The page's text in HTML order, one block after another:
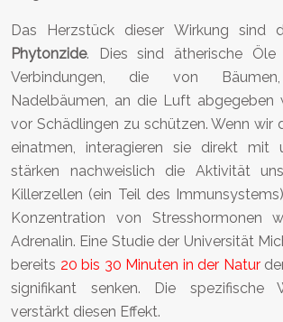
Das Herzstück dieser Wirkung sind
Phytonzide. Dies sind ätherische Öle
Verbindungen, die von Bäumen,
Nadelbäumen, an die Luft abgegeben
vor Schädlingen zu schützen. Wenn wir
einatmen, interagieren sie direkt mit
stärken nachweislich die Aktivität
Killerzellen (ein Teil des
Konzentration von Stresshormonen
Adrenalin. Eine Studie der Universität
bereits 20 bis 30 Minuten in der Natur
signifikant senken. Die spezifische
verstärkt diesen Effekt.